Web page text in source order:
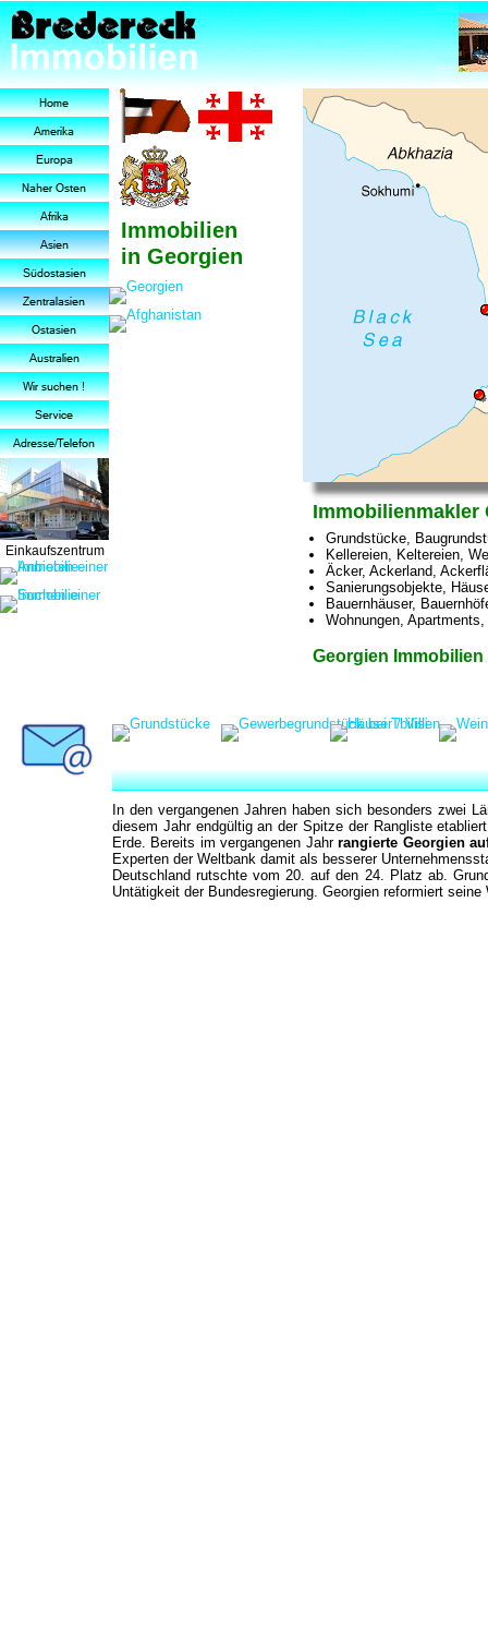
Immobilienmakler
Grundstücke,
Kellereien, Keltereien,
Äcker, Ackerland,
Sanierungsobjekte,
Bauernhäuser,
Wohnungen,
Einkaufszentrum
In den vergangenen Jahren haben sich besonders zwei
diesem Jahr endgültig an der Spitze der Rangliste
Erde. Bereits im vergangenen Jahrrangierte Georgien
Experten der Weltbank damit als besserer
Deutschland rutschte vom 20. auf den 24. Platz ab.
Untätigkeit der Bundesregierung. Georgien reformiert
Immobilien
in Georgien
Georgien